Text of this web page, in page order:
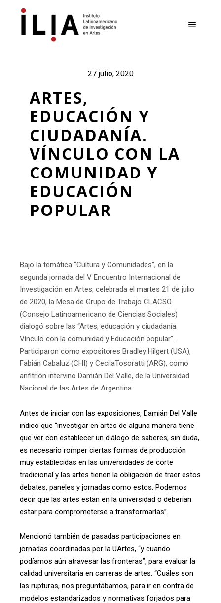
27 julio, 2020
ARTES,
EDUCACIÓN Y
CIUDADANÍA.
VÍNCULO CON LA
COMUNIDAD Y
EDUCACIÓN
POPULAR
Bajo la temática “Cultura y Comunidades”, en la
segunda jornada del V Encuentro Internacional de
Investigación en Artes, celebrada el martes 21 de julio
de 2020, la Mesa de Grupo de Trabajo CLACSO
(Consejo Latinoamericano de Ciencias Sociales)
dialogó sobre las “Artes, educación y ciudadanía.
Vínculo con la comunidad y Educación popular”.
Participaron como expositores Bradley Hilgert (USA),
Fabián Cabaluz (CHI) y CecilaTosoratti (ARG), como
anfitrión intervino Damián Del Valle, de la Universidad
Nacional de las Artes de Argentina.
Antes de iniciar con las exposiciones, Damián Del Valle
indicó que “investigar en artes de alguna manera tiene
que ver con establecer un diálogo de saberes; sin duda,
es necesario romper ciertas formas de producción
muy establecidas en las universidades de corte
tradicional y las artes tienen la obligación de traer estos
debates, paneles y jornadas como estos. Podemos
decir que las artes están en la universidad o deberían
estar para comprometerse a transformarlas”.
Mencionó también de pasadas participaciones en
jornadas coordinadas por la UArtes, “y cuando
podíamos aún atravesar las fronteras”, para evaluar la
calidad universitaria en carreras de artes. “Cuáles son
las rupturas, nos preguntábamos, para ir en contra de
modelos estandarizados y normativas forjados para